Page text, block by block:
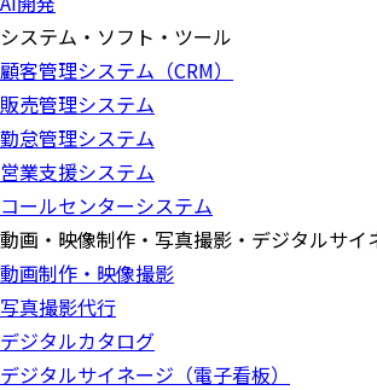
システム・ソフト・ツール
顧客管理システム（CRM）
販売管理システム
勤怠管理システム
営業支援システム
コールセンターシステム
動画・映像制作・写真撮影・デジタルサイ
動画制作・映像撮影
写真撮影代行
デジタルカタログ
デジタルサイネージ（電子看板）